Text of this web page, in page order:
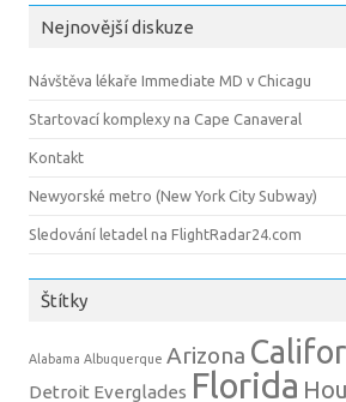
Nejnovější diskuze
Návštěva lékaře Immediate MD v Chicagu
Startovací komplexy na Cape Canaveral
Kontakt
Newyorské metro (New York City Subway)
Sledování letadel na FlightRadar24.com
Štítky
Alabama Albuquerque Arizona
Detroit Everglades Florida